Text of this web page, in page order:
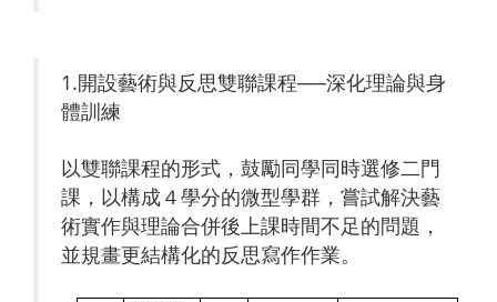
1.開設藝術與反思雙聯課程──深化理論與身
體訓練
以雙聯課程的形式，鼓勵同學同時選修二門
課，以構成４學分的微型學群，嘗試解決藝
術實作與理論合併後上課時間不足的問題，
並規畫更結構化的反思寫作作業。